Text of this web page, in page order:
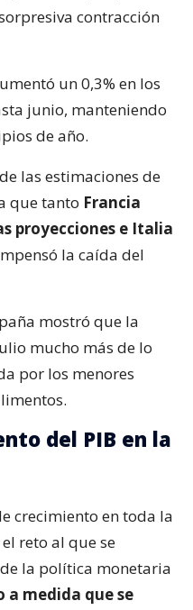
contracción
un 0,3% en los
junio, manteniendo
de año.
las estimaciones de
que tanto Francia
proyecciones e Italia
la caída del
mostró que la
mucho más de lo
por los menores
del PIB en la
crecimiento en toda la
reto al que se
la política monetaria
a medida que se